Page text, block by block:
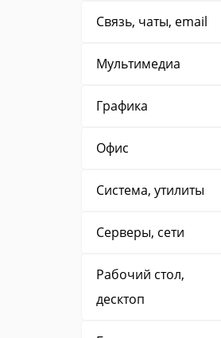
Связь, чаты, email
Мультимедиа
Графика
Офис
Система, утилиты
Серверы, сети
Рабочий стол,
десктоп